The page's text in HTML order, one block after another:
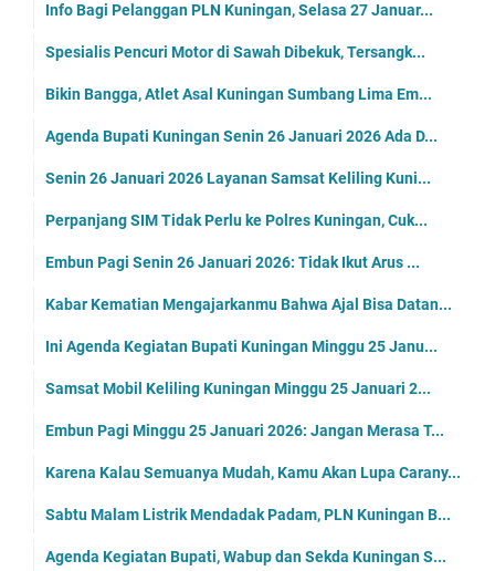
Info Bagi Pelanggan PLN Kuningan, Selasa 27 Januar...
Spesialis Pencuri Motor di Sawah Dibekuk, Tersangk...
Bikin Bangga, Atlet Asal Kuningan Sumbang Lima Em...
Agenda Bupati Kuningan Senin 26 Januari 2026 Ada D...
Senin 26 Januari 2026 Layanan Samsat Keliling Kuni...
Perpanjang SIM Tidak Perlu ke Polres Kuningan, Cuk...
Embun Pagi Senin 26 Januari 2026: Tidak Ikut Arus ...
Kabar Kematian Mengajarkanmu Bahwa Ajal Bisa Datan...
Ini Agenda Kegiatan Bupati Kuningan Minggu 25 Janu...
Samsat Mobil Keliling Kuningan Minggu 25 Januari 2...
Embun Pagi Minggu 25 Januari 2026: Jangan Merasa T...
Karena Kalau Semuanya Mudah, Kamu Akan Lupa Carany...
Sabtu Malam Listrik Mendadak Padam, PLN Kuningan B...
Agenda Kegiatan Bupati, Wabup dan Sekda Kuningan S...